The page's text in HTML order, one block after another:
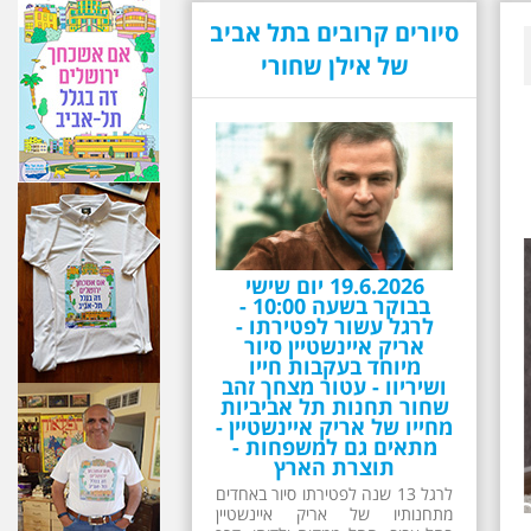
סיורים קרובים בתל אביב
של אילן שחורי
19.6.2026 יום שישי
בבוקר בשעה 10:00 -
לרגל עשור לפטירתו -
אריק איינשטיין סיור
מיוחד בעקבות חייו
ושיריוו - עטור מצחך זהב
שחור תחנות תל אביביות
מחייו של אריק איינשטיין -
מתאים גם למשפחות -
תוצרת הארץ
לרגל 13 שנה לפטירתו סיור באחדים
מתחנותיו של אריק איינשטיין